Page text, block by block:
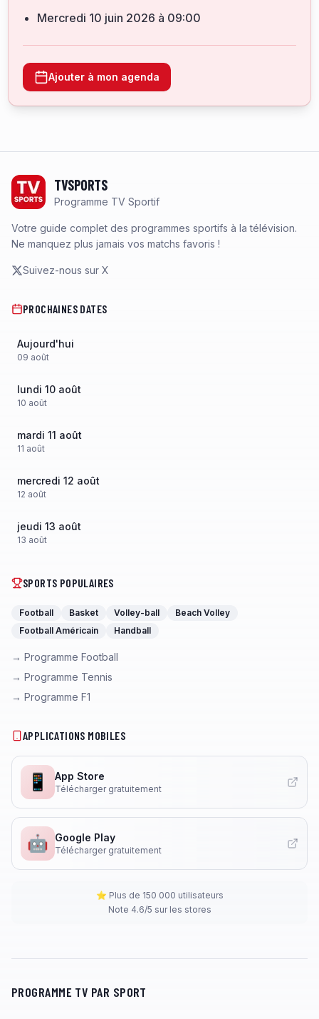
mercredi 10 juin 2026 à 09:00
Ajouter à mon agenda
TVSPORTS
Programme TV Sportif
Votre guide complet des programmes sportifs à la télévision.
Ne manquez plus jamais vos matchs favoris !
Suivez-nous sur X
PROCHAINES DATES
Aujourd'hui
09 août
lundi 10 août
10 août
mardi 11 août
11 août
mercredi 12 août
12 août
jeudi 13 août
13 août
SPORTS POPULAIRES
Football Basket Volley-ball
Beach Volley
Football Américain
Handball
→ Programme Football
→ Programme Tennis
→ Programme F1
APPLICATIONS MOBILES
📱 App Store
Télécharger gratuitement
🤖 Google Play
Télécharger gratuitement
⭐ Plus de 150 000 utilisateurs
Note 4.6/5 sur les stores
PROGRAMME TV PAR SPORT